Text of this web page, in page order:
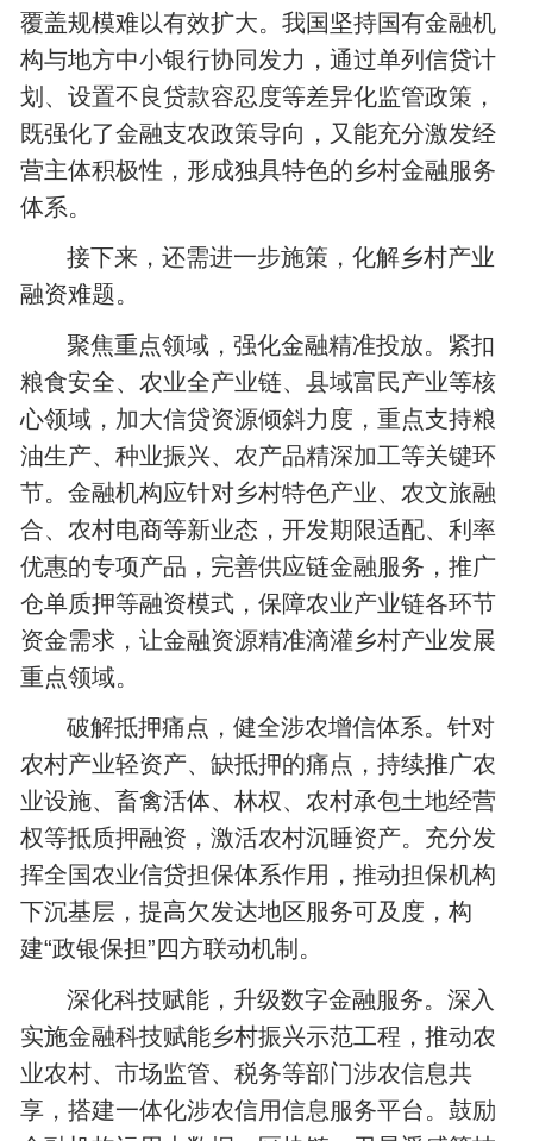
覆盖规模难以有效扩大。我国坚持国有金融机
构与地方中小银行协同发力，通过单列信贷计
划、设置不良贷款容忍度等差异化监管政策，
既强化了金融支农政策导向，又能充分激发经
营主体积极性，形成独具特色的乡村金融服务
体系。
接下来，还需进一步施策，化解乡村产业
融资难题。
聚焦重点领域，强化金融精准投放。紧扣
粮食安全、农业全产业链、县域富民产业等核
心领域，加大信贷资源倾斜力度，重点支持粮
油生产、种业振兴、农产品精深加工等关键环
节。金融机构应针对乡村特色产业、农文旅融
合、农村电商等新业态，开发期限适配、利率
优惠的专项产品，完善供应链金融服务，推广
仓单质押等融资模式，保障农业产业链各环节
资金需求，让金融资源精准滴灌乡村产业发展
重点领域。
破解抵押痛点，健全涉农增信体系。针对
农村产业轻资产、缺抵押的痛点，持续推广农
业设施、畜禽活体、林权、农村承包土地经营
权等抵质押融资，激活农村沉睡资产。充分发
挥全国农业信贷担保体系作用，推动担保机构
下沉基层，提高欠发达地区服务可及度，构
建“政银保担”四方联动机制。
深化科技赋能，升级数字金融服务。深入
实施金融科技赋能乡村振兴示范工程，推动农
业农村、市场监管、税务等部门涉农信息共
享，搭建一体化涉农信用信息服务平台。鼓励